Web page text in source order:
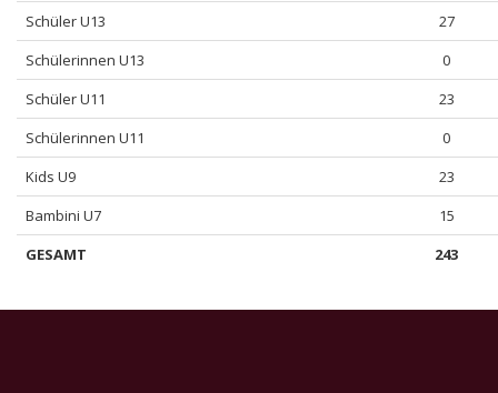
GESAMT 243
Schüler U13
27
Schülerinnen U13
0
Schüler U11
23
Schülerinnen U11
0
Kids U9
23
Bambini U7
15